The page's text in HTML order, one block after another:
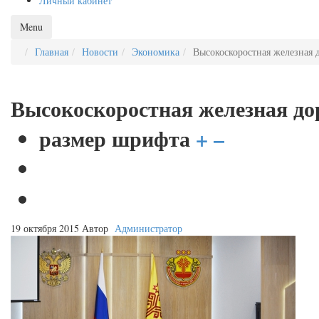
Menu
Главная
Новости Экономика Высокоскоростная
Высокоскоростная железная
размер шрифта + –
19 октября 2015 Автор Администратор